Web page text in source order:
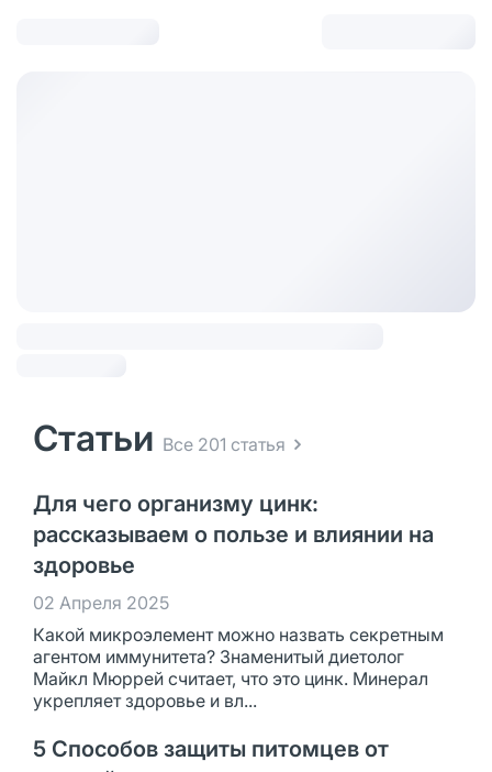
Статьи Все 201 статья
Для чего организму цинк:
рассказываем о пользе и влиянии на
здоровье
02 Апреля 2025
Какой микроэлемент можно назвать секретным
агентом иммунитета? Знаменитый диетолог
Майкл Мюррей считает, что это цинк. Минерал
укрепляет здоровье и вл...
5 Способов защиты питомцев от